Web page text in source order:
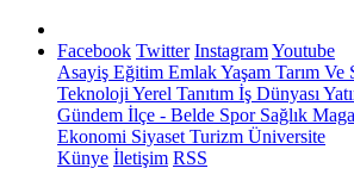
Facebook Twitter InstagramYoutube
Asayiş Eğitim EmlakYaşam Tarım Ve
Teknoloji Yerel Tanıtım İş Dünyası
Gündem İlçe - Belde SporSağlık
Ekonomi Siyaset Turizm Üniversite
Künye İletişim RSS